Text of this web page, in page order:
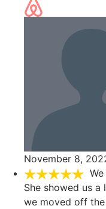
November 8,
She showed us
we moved off